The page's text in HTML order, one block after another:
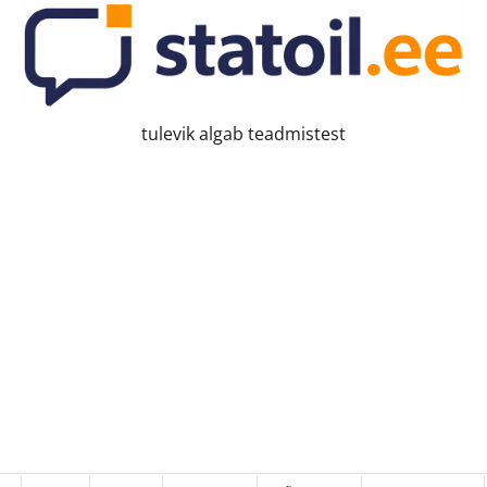
tulevik algab teadmistest